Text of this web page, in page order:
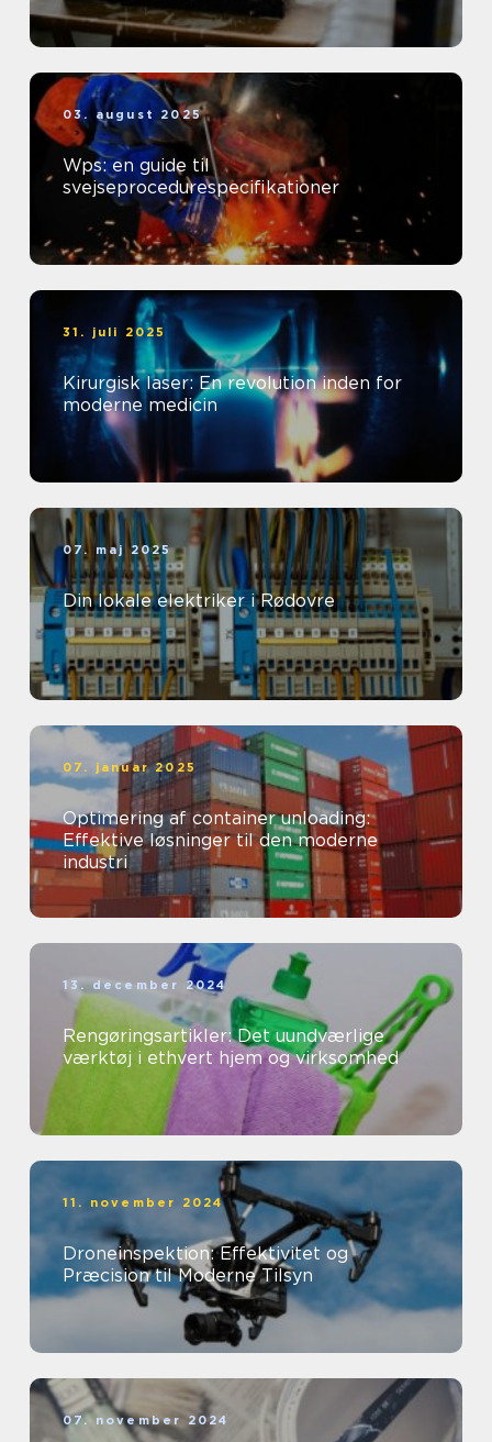
03. august 2025
Wps: en guide til
svejseprocedurespecifikationer
31. juli 2025
Kirurgisk laser: En revolution inden for
moderne medicin
07. maj 2025
Din lokale elektriker i Rødovre
07. januar 2025
Optimering af container unloading:
Effektive løsninger til den moderne
industri
13. december 2024
Rengøringsartikler: Det uundværlige
værktøj i ethvert hjem og virksomhed
11. november 2024
Droneinspektion: Effektivitet og
Præcision til Moderne Tilsyn
07. november 2024